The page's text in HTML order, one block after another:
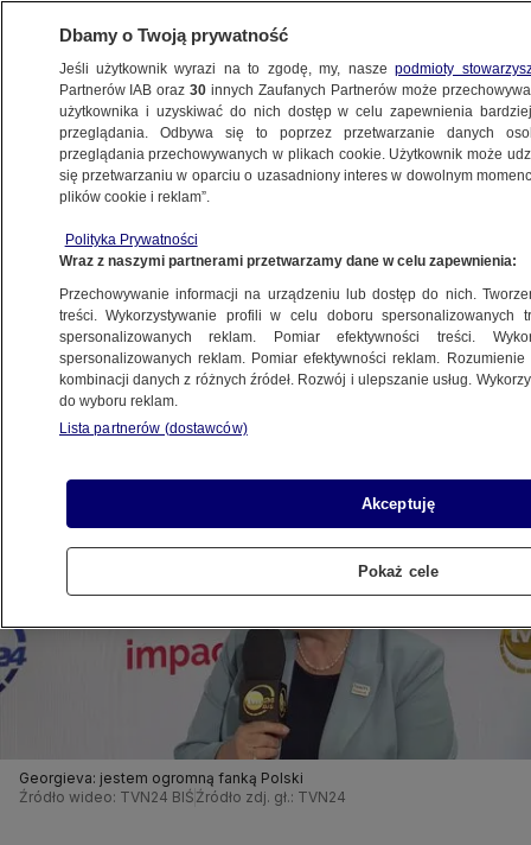
BIZNES
Z KRAJU
potrzebne
Alicja Skiba
13.05.2026, 20:54
Posłuchaj artykułu
Czyta lektor AI
Georgieva: jestem ogromną fanką Polski
Źródło wideo: TVN24 BIŚ Źródło zdj. gł.: TVN24
Dbamy o Twoją prywatność
Jeśli użytkownik wyrazi na to zgodę, my, naszepodmioty
Partnerów IAB oraz30 innych Zaufanych Partnerów może
użytkownika i uzyskiwać do nich dostęp w celu zapewnienia
przeglądania. Odbywa się to poprzez przetwarzanie danych
przeglądania przechowywanych w plikach cookie. Użytkownik może
się przetwarzaniu w oparciu o uzasadniony interes w dowolnym
plików cookie i reklam”.
Polityka Prywatności
Wraz z naszymi partnerami przetwarzamy dane w celu zapewnienia:
Przechowywanie informacji na urządzeniu lub dostęp do nich.
treści. Wykorzystywanie profili w celu doboru spersonalizowanych
spersonalizowanych reklam. Pomiar efektywności treści.
spersonalizowanych reklam. Pomiar efektywności reklam.
kombinacji danych z różnych źródeł. Rozwój i ulepszanie usług.
do wyboru reklam.
Lista partnerów (dostawców)
Akceptuję
Pokaż cele